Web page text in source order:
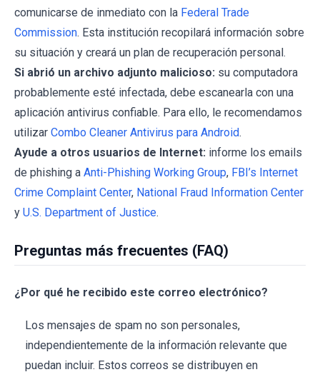
comunicarse de inmediato con la Federal Trade
Commission. Esta institución recopilará información sobre
su situación y creará un plan de recuperación personal.
Si abrió un archivo adjunto malicioso: su computadora
probablemente esté infectada, debe escanearla con una
aplicación antivirus confiable. Para ello, le recomendamos
utilizar Combo Cleaner Antivirus para Android.
Ayude a otros usuarios de Internet: informe los emails
de phishing a Anti-Phishing Working Group, FBI’s Internet
Crime Complaint Center, National Fraud Information Center
y U.S. Department of Justice.
Preguntas más frecuentes (FAQ)
¿Por qué he recibido este correo electrónico?
Los mensajes de spam no son personales,
independientemente de la información relevante que
puedan incluir. Estos correos se distribuyen en